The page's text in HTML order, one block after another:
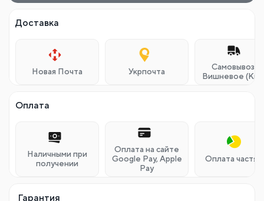
Доставка
Новая Почта Укрпочта
Самовывоз г.
Вишневое
Оплата
Наличными при
получении
Оплата на сайте
Google Pay, Apple
Pay
Оплата
Гарантия